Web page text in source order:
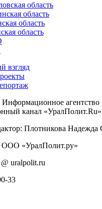
область
область
область
область
взгляд
Информационное
канал «УралПолит.Ru»
Плотникова Надежда
ООО «УралПолит.ру»
uralpolit.ru
33